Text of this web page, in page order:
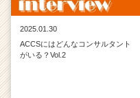
2025.01.30
ACCSにはどんなコンサルタント
がいる？Vol.2